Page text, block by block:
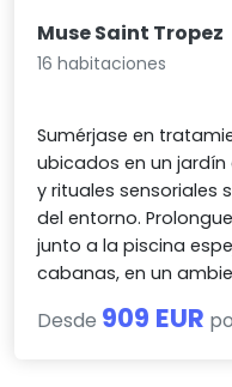
Muse Saint Tropez
16 habitaciones
Sumérjase en
ubicados en un
y rituales sensoriales
del entorno.
junto a la piscina
cabanas, en un
Desde 909 EUR